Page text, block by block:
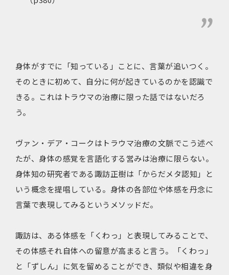
身体がすでに「知っている」ことに、言葉が追いつく。
そのときに初めて、自分に何が起きているのかを認識で
きる。これはトラウマの治療に限った話ではないだろ
う。
ヴァン・デア・コークはトラウマ治療の文脈でこう述べ
たが、身体の感覚を言語化する営みは治療に限らない。
身体知の研究者である諏訪正樹は「からだメタ認知」と
いう概念を提唱している。身体の各部位や体感を丹念に
言葉で表現してみるというメソッドだ。
諏訪は、ある体感を「くわっ」と表現してみることで、
その体感それ自体への留意が高まると言う。「くわっ」
と「ずしん」に気を留めることができ、類似や相違を身